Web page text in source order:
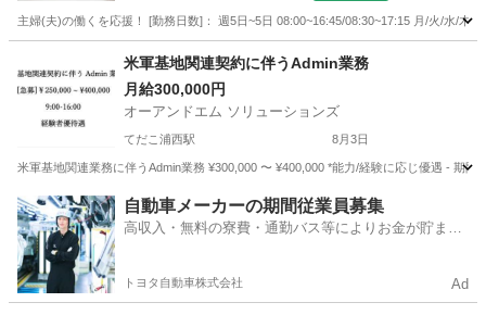
主婦(夫)の働くを応援！ [勤務日数]： 週5日~5日 08:00~16:45/08:30~17:15 月/火/水/
受付
米軍基地関連契約に伴うAdmin業務
月給300,000円
オーアンドエム ソリューションズ
てだこ浦西駅 8月3日
米軍基地関連業務に伴うAdmin業務 ¥300,000 〜 ¥400,000 *能力/経験に応じ優遇 - 期
沖縄 うるま市 てだこ浦西駅 その他 米軍基地
自動車メーカーの期間従業員募集
高収入・無料の寮費・通勤バス等によりお金が貯まり
トヨタ自動車株式会社 Ad